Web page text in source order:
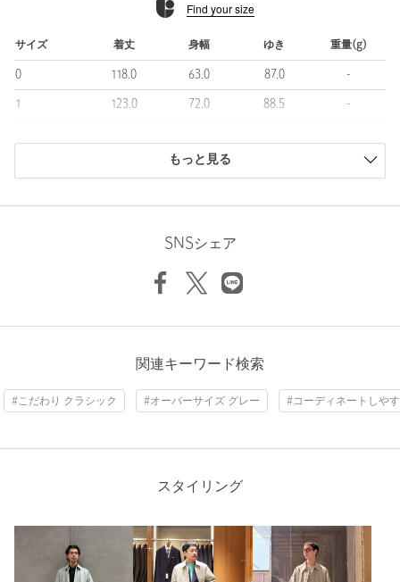
メンズモデル（ 185cm B88 W77 H92 ）着用サイズ：2サイズ
============================
裏地：あり
伸縮：なし
ケア方法：ドライクリーニング
============================
全ての服には歴史と物語があり、同様に様々な素材/縫製/加工/仕
上げにおいて先人達のたゆまぬ努力があり、今現在の私たちの身
に纏うものがつくられてゆきます。ルーツを大切にし、如何に創
※商品に「取り扱い上の注意書き」、「洗濯表示」がございます
※商品画像は、光の当たり具合やパソコンなどの閲覧環境によ
※モデル着用画像の商品はサンプルです。実際の商品と色味、仕
様、加工、サイズ、素材等が若干異なる場合がございます。
店舗へお問い合わせの際は、全国のUNITED ARROWS各店舗ま
で下記の品名/品番をお申し付けください。
品名：LFU CTN/NY BAL/COL CT 品番：88861000000
Find your size
サイズ 着丈 身幅 ゆき 重量(g)
0 118.0 63.0 87.0 -
1 123.0 72.0 88.5 -
商品は、独自の採寸方法により採寸されています。
Sleeve length
0 1 2
もっと見る
SNSシェア
関連キーワード検索
#こだわり クラシック #オーバーサイズ グレー #コーディネートしや
スタイリング